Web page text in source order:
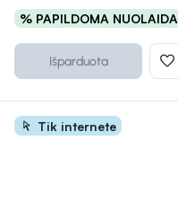
% PAPILDOMA NUOLAIDA
Išparduota
Tik internete